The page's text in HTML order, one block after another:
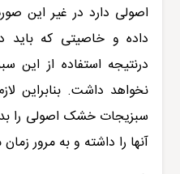
اصولی دارد در غیر این
داده و خاصیتی که باید
درنتیجه استفاده از
نخواهد داشت. بنابراین
سبزیجات خشک اصولی را
آنها را داشته و به مرور